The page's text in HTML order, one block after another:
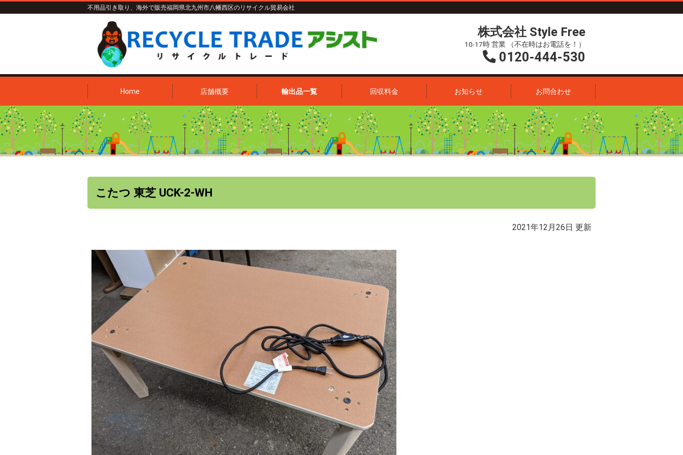
不用品引き取り、海外で販売福岡県北九州市八幡西区のリサイクル貿易会社
株式会社 Style Free
10-17時 営業 （不在時はお電話を！）
0120-444-530
Home 店舗概要 輸出品一覧 回収料金 お知らせ お問合わせ
こたつ 東芝 UCK-2-WH
2021年12月26日 更新